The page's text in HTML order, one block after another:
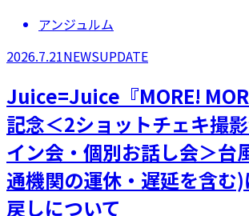
アンジュルム
2026.7.21NEWSUPDATE
Juice=Juice『MORE!
記念＜2ショットチェキ撮
イン会・個別お話し会＞台
通機関の運休・遅延を含む
戻しについて